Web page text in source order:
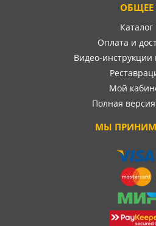
ОБЩЕЕ
Каталог
Оплата и
Видео-
Мой
Полная
МЫ